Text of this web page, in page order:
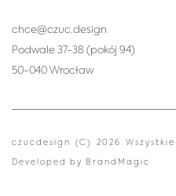
chce@czuc.design
Podwale 37-38 (pokój 94)
50-040 Wrocław
czucdesign (C) 2026
Developed by BrandMagic